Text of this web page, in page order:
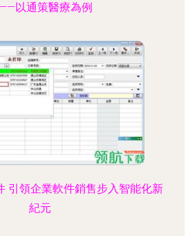
以通策醫療為例
引領企業軟件銷售步入智能化新
紀元